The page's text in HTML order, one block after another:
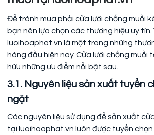
Để tránh mua phải cửa lưới chống muỗi
bạn nên lựa chọn các thương hiệu uy tín.
luoihoaphat.vn là một trong những
hàng đầu hiện nay. Cửa lưới chống muỗi
hữu những ưu điểm nổi bật sau.
3.1. Nguyên liệu sản xuất tuyển
ngặt
Các nguyên liệu sử dụng để sản xuất
tại luoihoaphat.vn luôn được tuyển chọn